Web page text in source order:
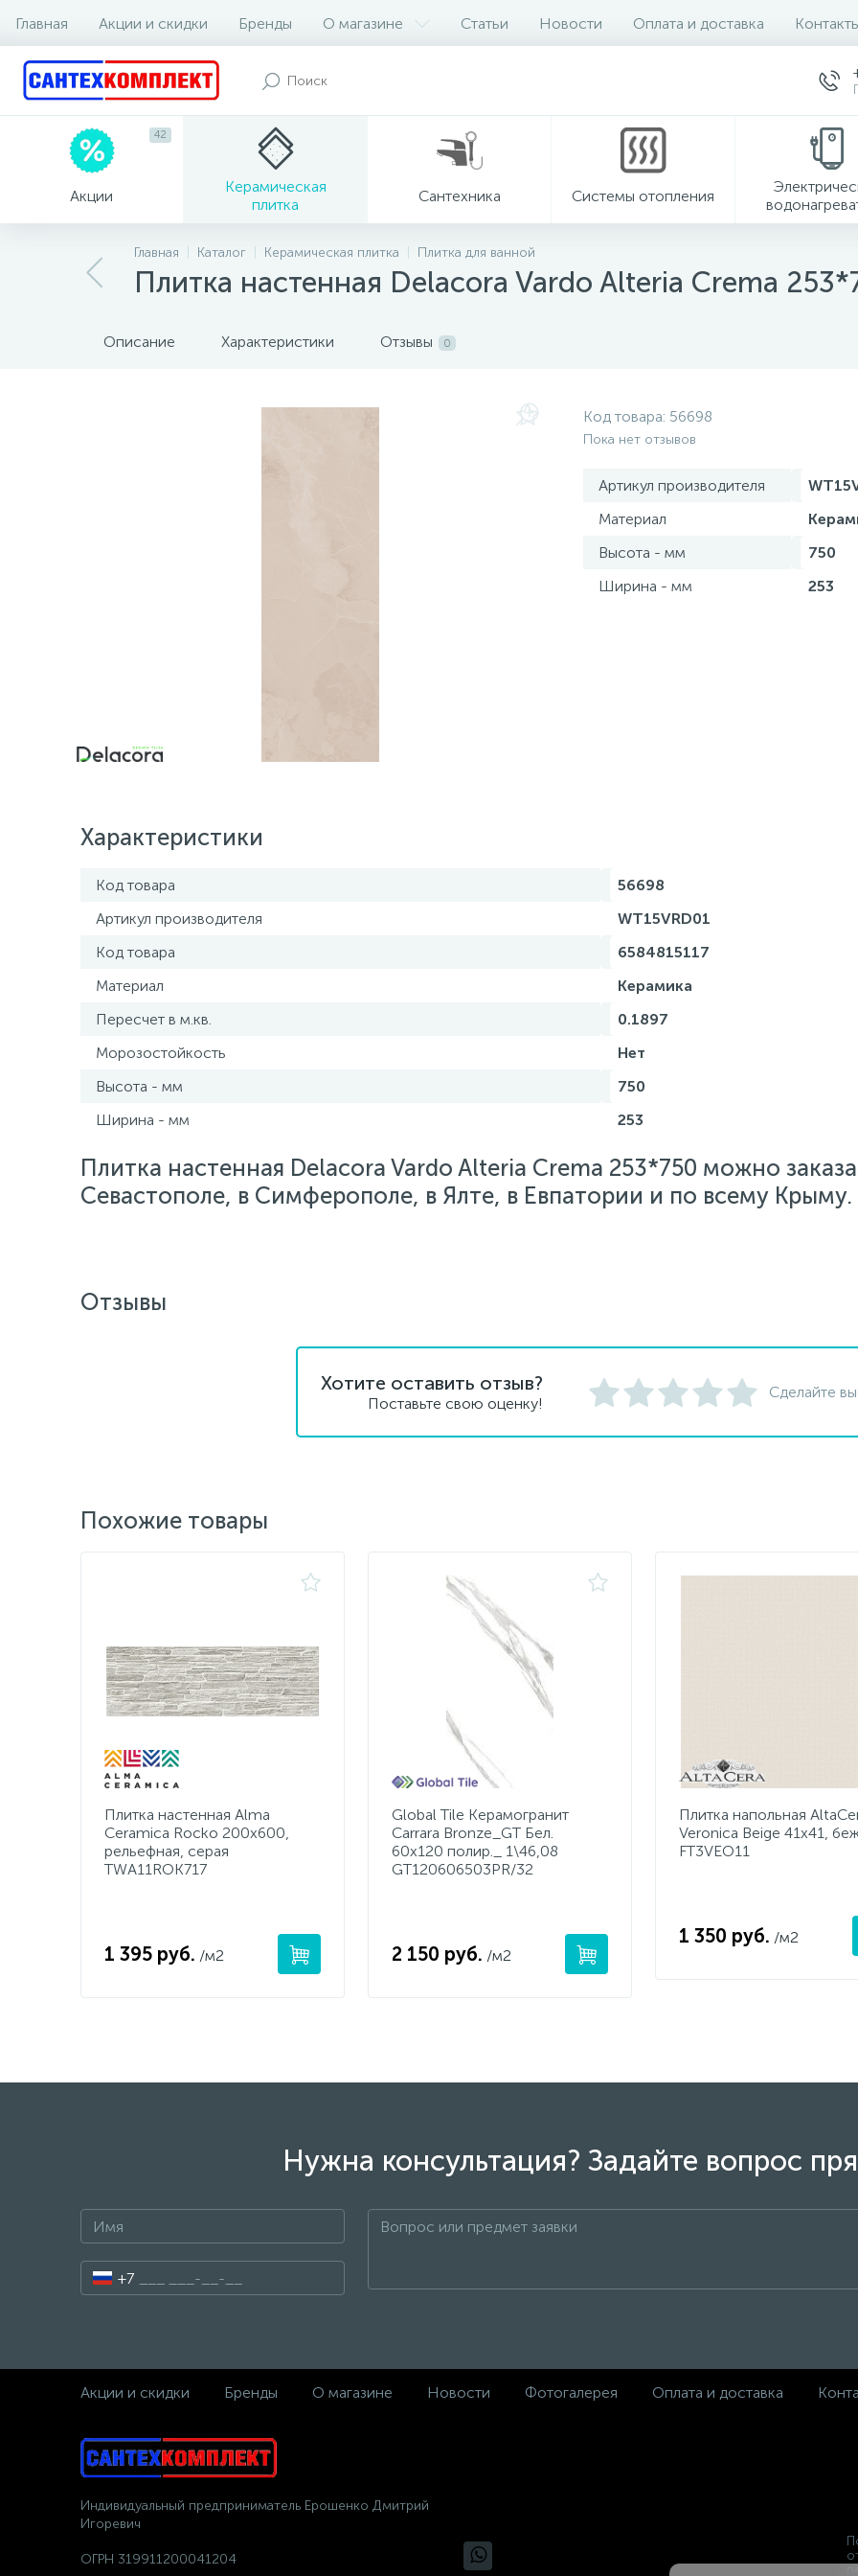
Главная Акции и скидки Бренды О магазине Статьи Новости Оплата и доставка
Акции
42
Керамическая
плитка
Сантехника Системы отопления
Главная Каталог Керамическая плитка Плитка для ванной
Плитка настенная Delacora Vardo Alteria Crema
Описание Характеристики Отзывы 0
Код товара: 56698
Пока нет отзывов
Артикул производителя
Материал
Высота - мм
750
Ширина - мм
253
Характеристики
Код товара
56698
Артикул производителя
WT15VRD01
Код товара
6584815117
Материал
Керамика
Пересчет в м.кв.
0.1897
Морозостойкость
Нет
Высота - мм
750
Ширина - мм
253
Плитка настенная Delacora Vardo Alteria Crema 253*750 можно
Севастополе, в Симферополе, в Ялте, в Евпатории и по всему Крыму.
Отзывы
Хотите оставить отзыв?
Поставьте свою оценку!
Сделайте
Похожие товары
Плитка настенная Alma
Ceramica Rocko 200x600,
рельефная, серая
TWA11ROK717
1 395 руб. /м2
Global Tile Керамогранит
Carrara Bronze_GT Бел.
60x120 полир._ 1\46,08
GT120606503PR/32
2 150 руб. /м2
Плитка напольная
Veronica Beige 41x41,
FT3VEO11
1 350 руб. /м2
Нужна консультация? Задайте вопрос
+7
Акции и скидки Бренды О магазине Новости Фотогалерея Оплата и доставка
Индивидуальный предприниматель Ерошенко Дмитрий
Игоревич
ОГРН 319911200041204